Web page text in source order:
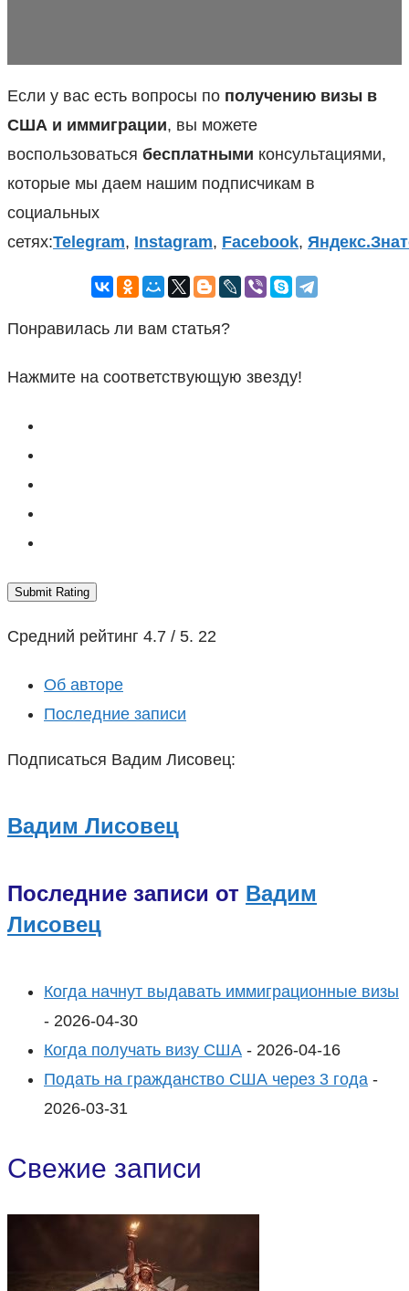
Если у вас есть вопросы по получению визы в
США и иммиграции, вы можете
воспользоваться бесплатными консультациями,
которые мы даем нашим подписчикам в
социальных
сетях:Telegram, Instagram, Facebook,
Понравилась ли вам статья?
Нажмите на соответствующую звезду!
Submit Rating
Средний рейтинг 4.7 / 5. 22
Об авторе
Последние записи
Подписаться Вадим Лисовец:
Вадим Лисовец
Последние записи от Вадим
Лисовец
Когда начнут выдавать иммиграционные визы
- 2026-04-30
Когда получать визу США - 2026-04-16
Подать на гражданство США через 3 года -
2026-03-31
Свежие записи